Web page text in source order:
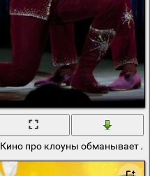
Кино про клоуны обманывает